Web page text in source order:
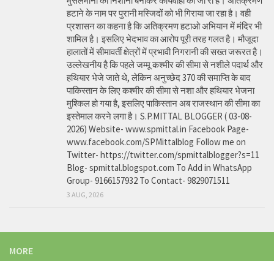
हटाने के नाम पर पुरानी मस्जिदों को भी गिराया जा रहा है। वही
प्रशासन का कहना है कि अतिक्रमण हटाओ अभियान में मंदिर भी
शामिल है। इसलिए भेदभाव का आरोप पूरी तरह गलत है। मौजूदा
हालातों में सीमावर्ती क्षेत्रों में प्रभावी निगरानी की सख्त जरूरत है।
उल्लेखनीय है कि पहले जम्मू कश्मीर की सीमा से नशीले पदार्थ और
हथियार भेजे जाते थे, लेकिन अनुच्छेद 370 की समाप्ति के बाद
पाकिस्तान के लिए कश्मीर की सीमा से नशा और हथियार भेजना
मुश्किल हो गया है, इसलिए पाकिस्तान अब राजस्थान की सीमा का
इस्तेमाल करने लगा है। S.P.MITTAL BLOGGER ( 03-08-
2026) Website- www.spmittal.in Facebook Page-
www.facebook.com/SPMittalblog Follow me on
Twitter- https://twitter.com/spmittalblogger?s=11
Blog- spmittal.blogspot.com To Add in WhatsApp
Group- 9166157932 To Contact- 9829071511
3 AUG, 2026
MORE